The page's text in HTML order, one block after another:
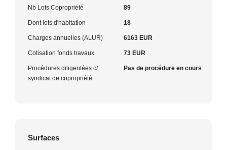
Nb Lots Copropriété 89
Dont lots d'habitation 18
Charges annuelles (ALUR) 6163 EUR
Cotisation fonds travaux 73 EUR
Procédures diligentées c/
syndicat de copropriété
Pas de procédure en cours
Surfaces